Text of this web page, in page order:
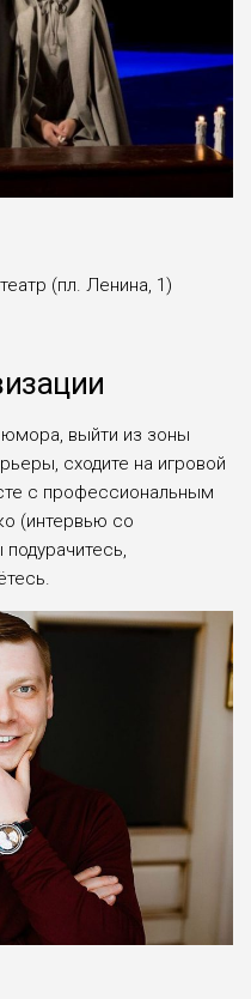
(пл. Ленина, 1)
юмора, выйти из зоны
сходите на игровой
с профессиональным
(интервью со
подурачитесь,